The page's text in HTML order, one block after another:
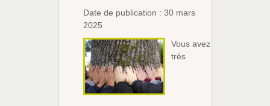
Date de publication : 30 mars
2025
Vous avez
très